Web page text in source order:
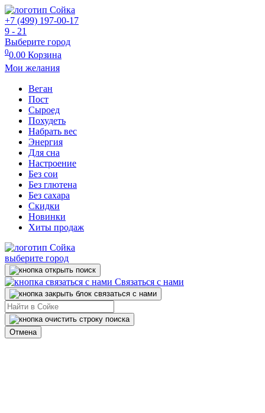
+7 (499) 197-00-17
9 - 21
Выберите город
00.00 Корзина
Мои желания
Веган
Пост
Сыроед
Похудеть
Набрать вес
Энергия
Для сна
Настроение
Без сои
Без глютена
Без сахара
Скидки
Новинки
Хиты продаж
выберите город
Связаться с нами
Отмена